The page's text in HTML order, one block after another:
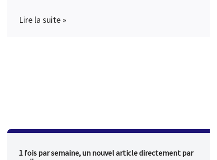
Lire la suite »
1 fois par semaine, un nouvel article directement par